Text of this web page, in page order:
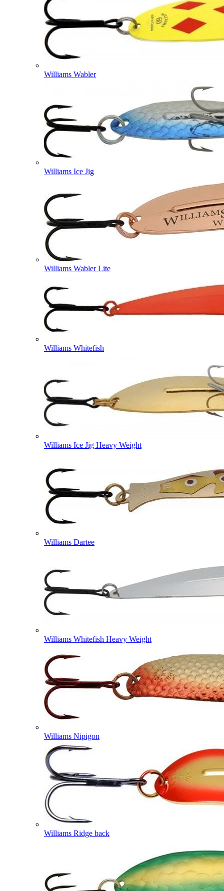
Williams Wabler
Williams Ice Jig
Williams Wabler Lite
Williams Whitefish
Williams Ice Jig Heavy Weight
Williams Dartee
Williams Whitefish Heavy Weight
Williams Nipigon
Williams Ridge back